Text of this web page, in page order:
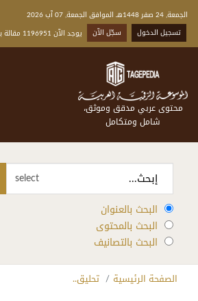
الجمعة, 24 صفر 1448هـ الموافق الجمعة, 07 آب 2026
تسجيل الدخول
سجّل الآن يوجد الآن 1196951 مقالة بالعربية
محتوى عربي مدقق وموثق،
شامل ومتكامل
select
البحث بالعنوان
البحث بالمحتوى
البحث بالتصانيف
الصفحة الرئيسية تحليق..